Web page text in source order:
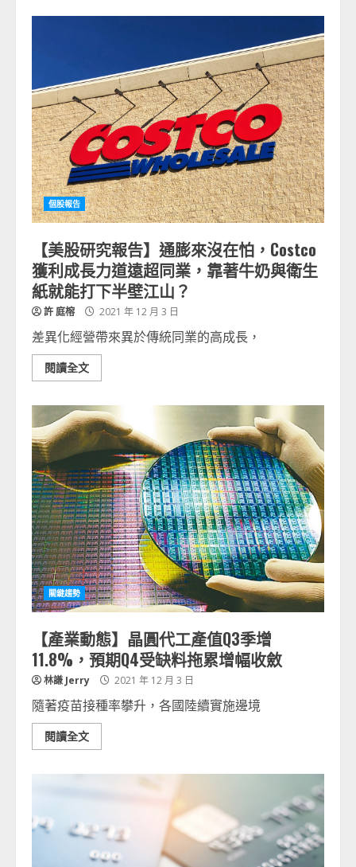
個股報告
【美股研究報告】通膨來沒在怕，Costco
獲利成長力道遠超同業，靠著牛奶與衛生
紙就能打下半壁江山？
許 庭榕 2021 年 12 月 3 日
差異化經營帶來異於傳統同業的高成長，
閱讀全文
關鍵趨勢
【產業動態】晶圓代工產值Q3季增
11.8%，預期Q4受缺料拖累增幅收斂
林謙 Jerry 2021 年 12 月 3 日
隨著疫苗接種率攀升，各國陸續實施邊境
閱讀全文